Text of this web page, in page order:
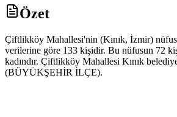
Özet
Çiftlikköy Mahallesi'nin (Kınık, İzmir)
verilerine göre 133 kişidir. Bu nüfusun 72
kadındır. Çiftlikköy Mahallesi Kınık
(BÜYÜKŞEHİR İLÇE).